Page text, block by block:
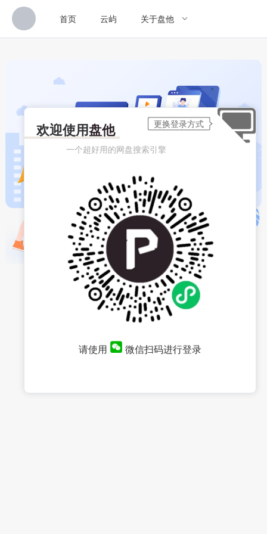
首页 云屿 关于盘他
欢迎使用盘他
一个超好用的网盘搜索引擎
请使用 微信扫码进行登录